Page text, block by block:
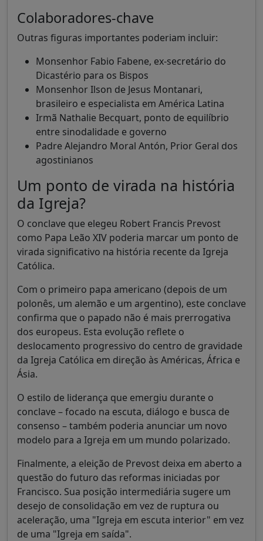
Colaboradores-chave
Outras figuras importantes poderiam incluir:
Monsenhor Fabio Fabene, ex-secretário do
Dicastério para os Bispos
Monsenhor Ilson de Jesus Montanari,
brasileiro e especialista em América Latina
Irmã Nathalie Becquart, ponto de equilíbrio
entre sinodalidade e governo
Padre Alejandro Moral Antón, Prior Geral dos
agostinianos
Um ponto de virada na história
da Igreja?
O conclave que elegeu Robert Francis Prevost
como Papa Leão XIV poderia marcar um ponto de
virada significativo na história recente da Igreja
Católica.
Com o primeiro papa americano (depois de um
polonês, um alemão e um argentino), este conclave
confirma que o papado não é mais prerrogativa
dos europeus. Esta evolução reflete o
deslocamento progressivo do centro de gravidade
da Igreja Católica em direção às Américas, África e
Ásia.
O estilo de liderança que emergiu durante o
conclave – focado na escuta, diálogo e busca de
consenso – também poderia anunciar um novo
modelo para a Igreja em um mundo polarizado.
Finalmente, a eleição de Prevost deixa em aberto a
questão do futuro das reformas iniciadas por
Francisco. Sua posição intermediária sugere um
desejo de consolidação em vez de ruptura ou
aceleração, uma "Igreja em escuta interior" em vez
de uma "Igreja em saída".